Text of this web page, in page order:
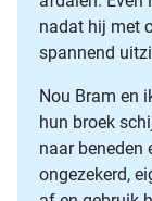
nadat hij met
spannend
Nou Bram en
hun broek
naar beneden
ongezekerd,